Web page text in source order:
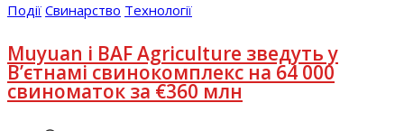
Події Свинарство Технології
Muyuan і BAF Agriculture зведуть у
В’єтнамі свинокомплекс на 64 000
свиноматок за €360 млн